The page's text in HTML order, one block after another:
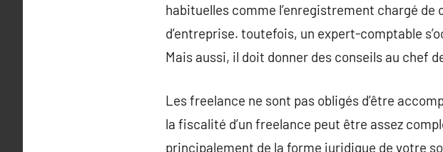
habituelles comme l’enregistrement chargé
d’entreprise. toutefois, un expert-comptable
Mais aussi, il doit donner des conseils au chef
Les freelance ne sont pas obligés d’être
la fiscalité d’un freelance peut être assez
principalement de la forme juridique de votre